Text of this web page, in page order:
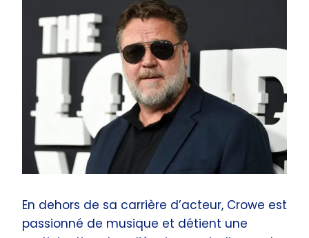
En dehors de sa carrière d’acteur, Crowe est
passionné de musique et détient une